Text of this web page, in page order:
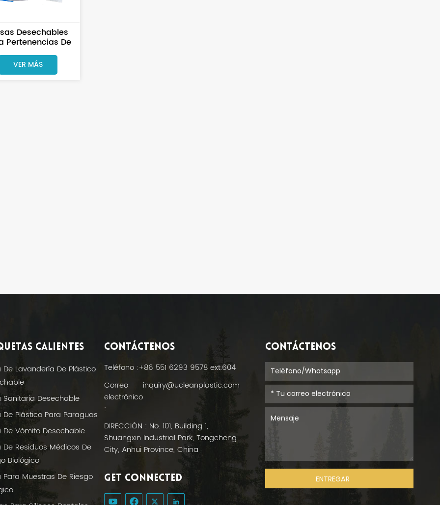
Desechables
Pertenencias De
Hospitalarios
Con Logotipo
VER MÁS
CALIENTES
De Lavandería De Plástico
Sanitaria Desechable
De Plástico Para Paraguas
De Vómito Desechable
De Residuos Médicos De
Biológico
Para Muestras De Riesgo
CONTÁCTENOS
Teléfono :+86 551 6293 9578 ext.604
Correo
electrónico
:
inquiry@ucleanplastic.com
DIRECCIÓN : No. 101, Building 1,
Shuangxin Industrial Park, Tongcheng
City, Anhui Province, China
GET CONNECTED
CONTÁCTENOS
ENTREGAR